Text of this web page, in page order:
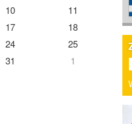
10
11
17
18
24
25
31 1